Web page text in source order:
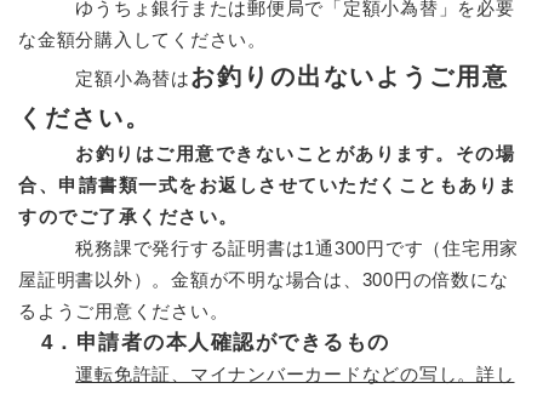
ゆうちょ銀行または郵便局で「定額小為替」を必要
な金額分購入してください。
定額小為替はお釣りの出ないようご用意
ください。
お釣りはご用意できないことがあります。その場
合、申請書類一式をお返しさせていただくこともありま
すのでご了承ください。
税務課で発行する証明書は1通300円です（住宅用家
屋証明書以外）。金額が不明な場合は、300円の倍数にな
るようご用意ください。
4．申請者の本人確認ができるもの
運転免許証、マイナンバーカードなどの写し。詳し